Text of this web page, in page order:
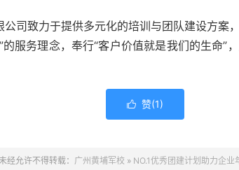
公司致力于提供多元化的培训与团队建设方案
的服务理念，奉行“客户价值就是我们的生命”
 赞(1)
经允许不得转载： 广州黄埔军校 » NO.1优秀团建计划助力企业